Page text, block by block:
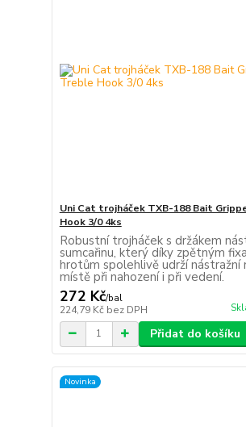
Uni Cat trojháček TXB-188 Bait
Hook 3/0 4ks
Robustní trojháček s držákem
sumcařinu, který díky zpětným
hrotům spolehlivě udrží nástražní
místě při nahození i při vedení.
272 Kč/bal
224,79 Kč bez DPH
Přidat do košíku
Novinka